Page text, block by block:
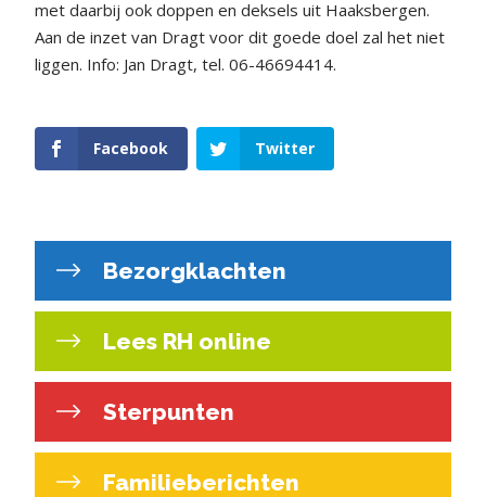
met daarbij ook doppen en deksels uit Haaksbergen.
Aan de inzet van Dragt voor dit goede doel zal het niet
liggen. Info: Jan Dragt, tel. 06-46694414.
Facebook Twitter
Bezorgklachten
Lees RH online
Sterpunten
Familieberichten